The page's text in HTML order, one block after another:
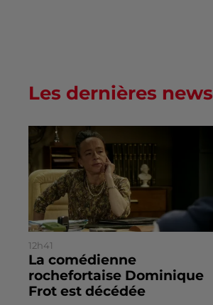
Les dernières news
12h41
La comédienne
rochefortaise Dominique
Frot est décédée